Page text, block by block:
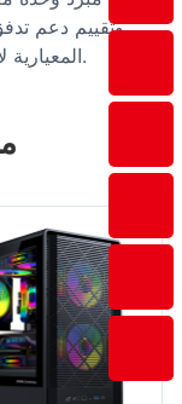
وتقييم دعم
المعيارية لإدارة الكابلات بسهولة والترقيات المستقبلية.